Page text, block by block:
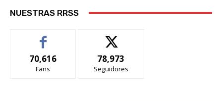
NUESTRAS RRSS
70,616
Fans
78,973
Seguidores